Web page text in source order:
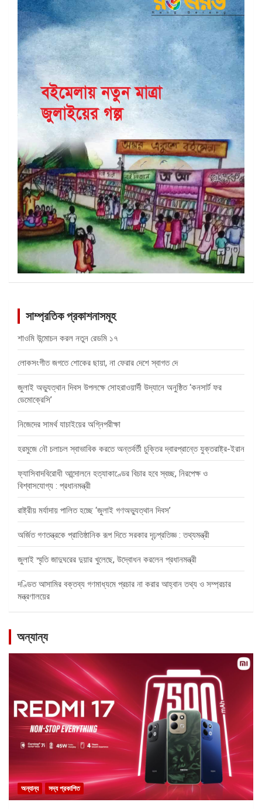
সাম্প্রতিক প্রকাশনাসমূহ
শাওমি উন্মোচন করল নতুন রেডমি ১৭
লোকসংগীত জগতে শোকের ছায়া, না ফেরার দেশে স্বাগত দে
জুলাই অভ্যুত্থান দিবস উপলক্ষে সোহরাওয়ার্দী উদ্যানে অনুষ্ঠিত ‘কনসার্ট ফর
ডেমোক্রেসি’
নিজেদের সামর্থ যাচাইয়ের অগ্নিপরীক্ষা
হরমুজে নৌ চলাচল স্বাভাবিক করতে অন্তর্বর্তী চুক্তির দ্বারপ্রান্তে যুক্তরাষ্ট্র-ইরান
ফ্যাসিবাদবিরোধী আন্দোলনে হত্যাকাণ্ডের বিচার হবে স্বচ্ছ, নিরপেক্ষ ও
বিশ্বাসযোগ্য : প্রধানমন্ত্রী
রাষ্ট্রীয় মর্যাদায় পালিত হচ্ছে ‘জুলাই গণঅভ্যুত্থান দিবস’
অর্জিত গণতন্ত্রকে প্রাতিষ্ঠানিক রূপ দিতে সরকার দৃঢ়প্রতিজ্ঞ : তথ্যমন্ত্রী
জুলাই স্মৃতি জাদুঘরের দুয়ার খুলেছে, উদ্বোধন করলেন প্রধানমন্ত্রী
দণ্ডিত আসামির বক্তব্য গণমাধ্যমে প্রচার না করার আহ্বান তথ্য ও সম্প্রচার
মন্ত্রণালয়ের
অন্যান্য
অন্যান্য সদ্য প্রকাশিত